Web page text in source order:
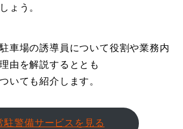
ょう。
車場の誘導員について役割や業務内
由を解説するととも
いても紹介します。
駐警備サービスを見る